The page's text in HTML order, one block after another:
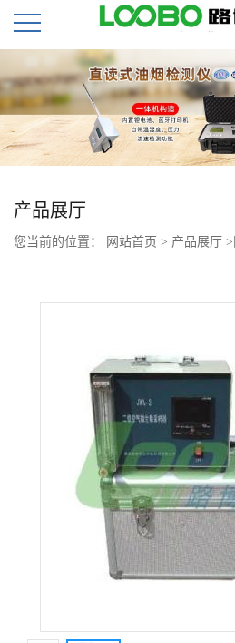
公
司
首
页
公
产品展厅
您当前的位置： 网站首页 > 产品展厅 >